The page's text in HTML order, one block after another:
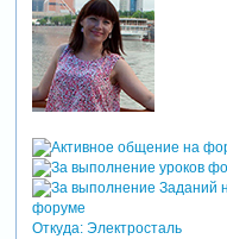
Откуда:Электросталь